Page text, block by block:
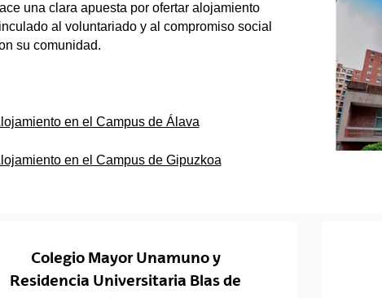
una clara apuesta por ofertar alojamiento
al voluntariado y al compromiso social
su comunidad.
en el Campus de Álava
en el Campus de Gipuzkoa
Colegio Mayor Unamuno y
Residencia Universitaria Blas de